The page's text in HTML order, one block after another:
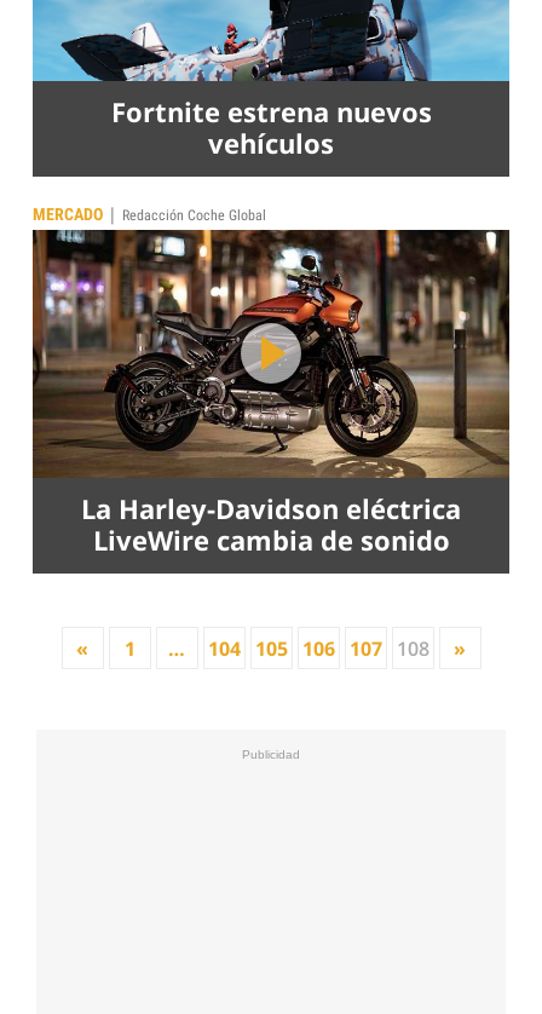
Fortnite estrena nuevos
vehículos
MERCADO | Redacción Coche Global
La Harley-Davidson eléctrica
LiveWire cambia de sonido
« 1 … 104 105 106 107 108 »